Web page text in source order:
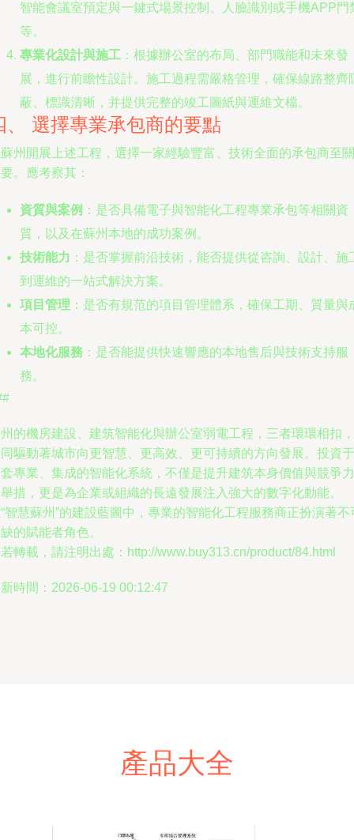
智能會議室預定與一鍵式場景控制、人臉識別或手機APP門
等。
專業化設計與施工 ：根據辦公室的布局、部門職能和未來發
展，進行前瞻性設計。施工過程需嚴格管理，確保線路整齊
蔽、標識清晰，并提供完整的竣工圖紙與運維文檔。
、 選擇專業承包商的要點
州開展上述工程，選擇一家經驗豐富、技術全面的承包商至關
。應考察其：
資質與案例 ：是否具備電子與智能化工程專業承包等相關資
質，以及在蘇州本地的成功案例。
技術能力 ：是否掌握前沿技術，能否提供從咨詢、設計、施
到運維的一站式解決方案。
項目管理 ：是否有規范的項目管理體系，確保工期、質量與
本可控。
本地化服務 ：是否能提供快速響應的本地售后與技術支持服
務。
的機房建設、建筑智能化與辦公室弱電工程，三者環環相扣，
驅動著城市向更智慧、更高效、更可持續的方向發展。投資于
專業、集成的智能化系統，不僅是提升建筑本身價值與競爭力
措，更是為企業或組織的長遠發展注入強大的數字化動能。
智慧蘇州”的建設藍圖中，專業的智能化工程服務商正扮演著不
的賦能者角色。
轉載，請注明出處：http://www.buy313.cn/product/84.html
時間：2026-06-19 00:12:47
產品大全